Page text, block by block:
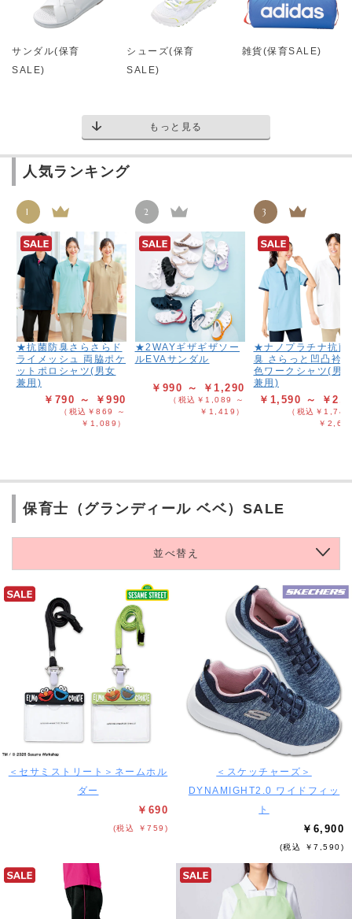
サンダル(保育
SALE)
シューズ(保育
SALE)
雑貨(保育SALE)
もっと見る
人気ランキング
1
★抗菌防臭さらさらド
ライメッシュ 両脇ポケ
ットポロシャツ(男女
兼用)
￥790 ～ ￥990
（税込￥869 ～
￥1,089）
2
★2WAYギザギザソー
ルEVAサンダル
￥990 ～ ￥1,290
（税込￥1,089 ～
￥1,419）
3
★ナノプラチナ抗菌
臭 さらっと凹凸衿
色ワークシャツ(男
兼用)
￥1,590 ～ ￥
（税込￥
￥
保育士（グランディール ベベ）SALE
並べ替え
＜セサミストリート＞ネームホル
ダー
￥690
(税込 ￥759)
＜スケッチャーズ＞
DYNAMIGHT2.0 ワイドフィッ
ト
￥6,900
(税込 ￥7,590)